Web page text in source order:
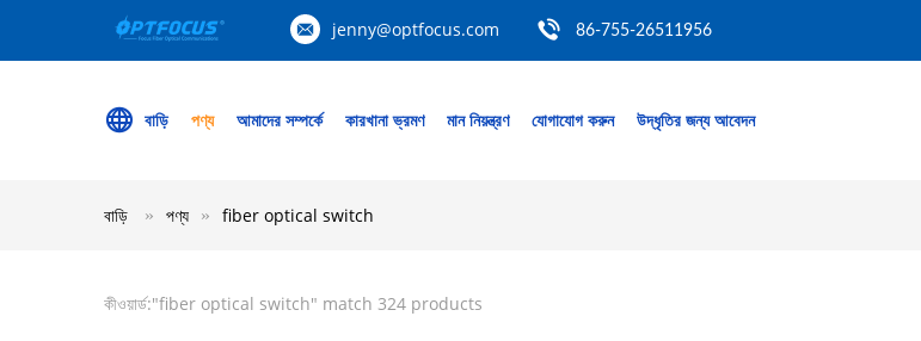
jenny@optfocus.com 86-755-26511956
বাড়ি পণ্য আমাদের সম্পর্কে কারখানা ভ্রমণ মান নিয়ন্ত্রণ যোগাযোগ করুন উদ্ধৃতির জন্য আবেদন
বাড়ি পণ্য fiber optical switch
কীওয়ার্ড:"fiber optical switch" match 324 products